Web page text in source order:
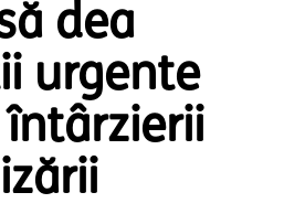
dea
urgente